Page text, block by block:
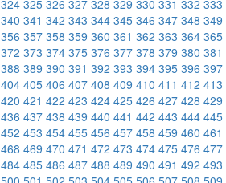
324 325 326 327 328 329 330 331 332 333
340 341 342 343 344 345 346 347 348 349
356 357 358 359 360 361 362 363 364 365
372 373 374 375 376 377 378 379 380 381
388 389 390 391 392 393 394 395 396 397
404 405 406 407 408 409 410 411 412 413
420 421 422 423 424 425 426 427 428 429
436 437 438 439 440 441 442 443 444 445
452 453 454 455 456 457 458 459 460 461
468 469 470 471 472 473 474 475 476 477
484 485 486 487 488 489 490 491 492 493